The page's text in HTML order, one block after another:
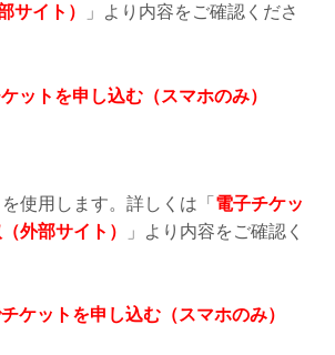
サイト）
」より内容をご確認くださ
ットを申し込む（スマホのみ）
を使用します。詳しくは「 電子チケッ
外部サイト）
」より内容をご確認く
ケットを申し込む（スマホのみ）